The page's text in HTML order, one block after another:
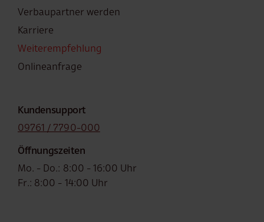
Verbaupartner werden
Karriere
Weiterempfehlung
Onlineanfrage
Kundensupport
09761 / 7790-000
Öffnungszeiten
Mo. - Do.: 8:00 - 16:00 Uhr
Fr.: 8:00 - 14:00 Uhr